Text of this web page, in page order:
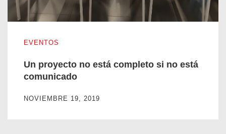
EVENTOS
Un proyecto no está completo si no está
comunicado
NOVIEMBRE 19, 2019